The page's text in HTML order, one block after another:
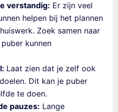
verstandig: Er zijn veel
helpen bij het plannen
Zoek samen naar
kunnen
Laat zien dat je zelf ook
Dit kan je puber
te doen.
pauzes: Lange